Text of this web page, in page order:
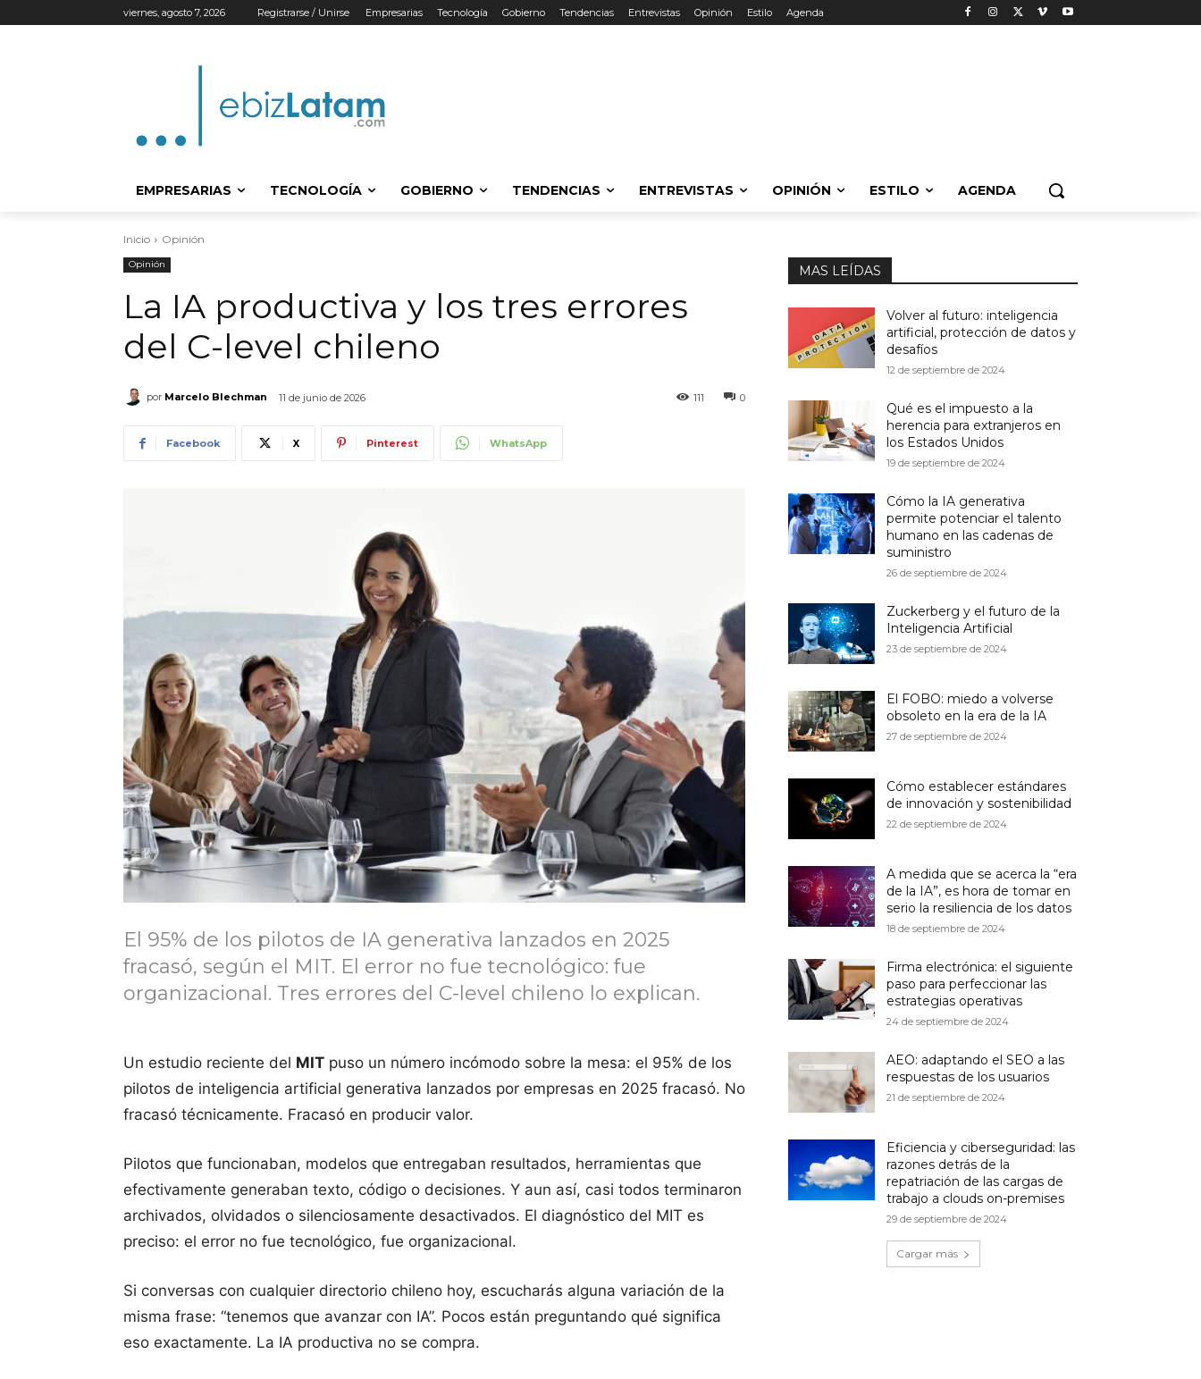
viernes, agosto 7, 2026 Registrarse / Unirse Empresarias Tecnología Gobierno Tendencias Entrevistas Opinión Estilo Agenda
EMPRESARIAS TECNOLOGÍA GOBIERNO TENDENCIAS ENTREVISTAS OPINIÓN ESTILO AGENDA
Inicio Opinión
Opinión
La IA productiva y los tres errores
del C-level chileno
por Marcelo Blechman 11 de junio de 2026 0
111
Facebook X Pinterest WhatsApp
El 95% de los pilotos de IA generativa lanzados en 2025
fracasó, según el MIT. El error no fue tecnológico: fue
organizacional. Tres errores del C-level chileno lo explican.
Un estudio reciente del MIT puso un número incómodo sobre la mesa: el 95% de los
pilotos de inteligencia artificial generativa lanzados por empresas en 2025 fracasó. No
fracasó técnicamente. Fracasó en producir valor.
Pilotos que funcionaban, modelos que entregaban resultados, herramientas que
efectivamente generaban texto, código o decisiones. Y aun así, casi todos terminaron
archivados, olvidados o silenciosamente desactivados. El diagnóstico del MIT es
preciso: el error no fue tecnológico, fue organizacional.
Si conversas con cualquier directorio chileno hoy, escucharás alguna variación de la
misma frase: “tenemos que avanzar con IA”. Pocos están preguntando qué significa
eso exactamente. La IA productiva no se compra.
MAS LEÍDAS
Volver al futuro: inteligencia
artificial, protección de datos y
desafíos
12 de septiembre de 2024
Qué es el impuesto a la
herencia para extranjeros en
los Estados Unidos
19 de septiembre de 2024
Cómo la IA generativa
permite potenciar el talento
humano en las cadenas de
suministro
26 de septiembre de 2024
Zuckerberg y el futuro de la
Inteligencia Artificial
23 de septiembre de 2024
El FOBO: miedo a volverse
obsoleto en la era de la IA
27 de septiembre de 2024
Cómo establecer estándares
de innovación y sostenibilidad
22 de septiembre de 2024
A medida que se acerca la “era
de la IA”, es hora de tomar en
serio la resiliencia de los datos
18 de septiembre de 2024
Firma electrónica: el siguiente
paso para perfeccionar las
estrategias operativas
24 de septiembre de 2024
AEO: adaptando el SEO a las
respuestas de los usuarios
21 de septiembre de 2024
Eficiencia y ciberseguridad: las
razones detrás de la
repatriación de las cargas de
trabajo a clouds on-premises
29 de septiembre de 2024
Cargar más